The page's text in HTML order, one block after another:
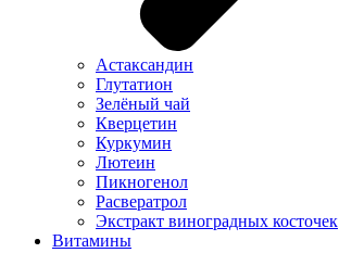
Астаксандин
Глутатион
Зелёный чай
Кверцетин
Куркумин
Лютеин
Пикногенол
Расвератрол
Экстракт виноградных косточек
Витамины